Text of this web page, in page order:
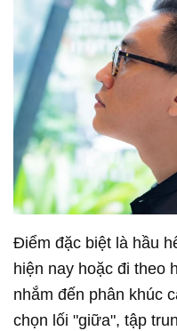
Điểm đặc biệt là hầu
hiện nay hoặc đi theo
nhắm đến phân khúc
chọn lối "giữa", tập